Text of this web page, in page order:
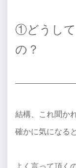
①どうして
の？
結構、これ聞か
確かに気になる
よく言って頂く